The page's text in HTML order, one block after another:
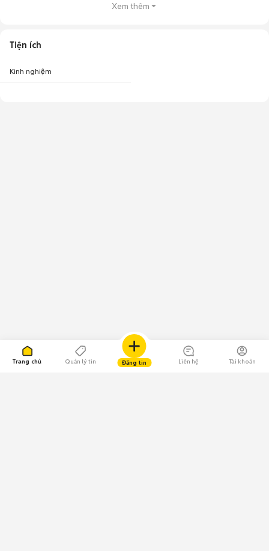
Trang chủ Quản lý tin Đăng tin Liên hệ Tài khoản
Xem thêm
Tiện ích
Kinh nghiệm